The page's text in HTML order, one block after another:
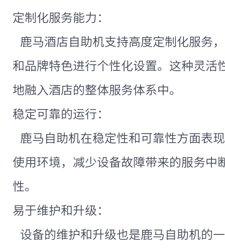
定制化服务能力：
鹿马酒店自助机支持高度定制化服务
和品牌特色进行个性化设置。这种灵活
地融入酒店的整体服务体系中。
稳定可靠的运行：
鹿马自助机在稳定性和可靠性方面表
使用环境，减少设备故障带来的服务中
性。
易于维护和升级：
设备的维护和升级也是鹿马自助机的